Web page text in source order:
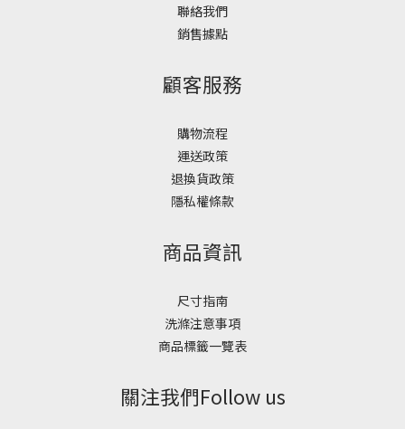
聯絡我們
銷售據點
顧客服務
購物流程
運送政策
退換貨政策
隱私權條款
商品資訊
尺寸指南
洗滌注意事項
商品標籤一覽表
關注我們Follow us